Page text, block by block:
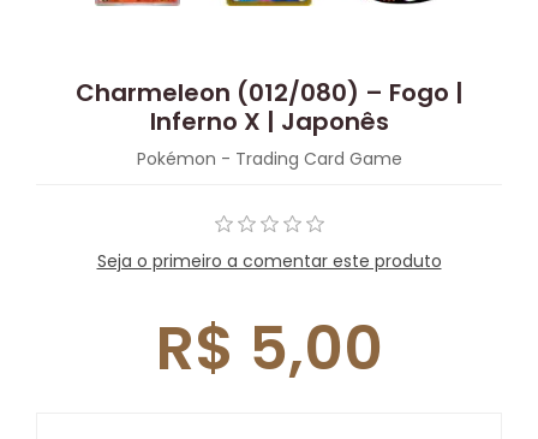
Charmeleon (012/080) – Fogo |
Inferno X | Japonês
Pokémon - Trading Card Game
Seja o primeiro a comentar este produto
R$ 5,00